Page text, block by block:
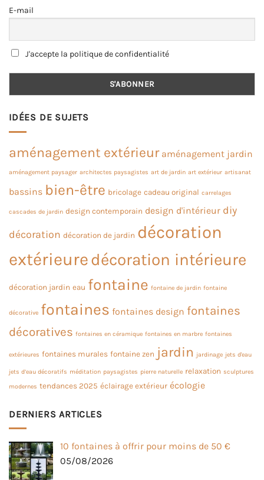
E-mail
J'accepte la politique de confidentialité
IDÉES DE SUJETS
aménagement extérieur aménagement jardin
aménagement paysager architectes paysagistes art de jardin art extérieur artisanat
bassins bien-être bricolage cadeau original carrelages
cascades de jardin design contemporain design d'intérieur diy
décoration décoration de jardin décoration
extérieuredécoration intérieure
décoration jardin eau fontaine fontaine de jardin fontaine
décorative fontaines fontaines design fontaines
décoratives fontaines en céramique fontaines en marbre fontaines
extérieures fontaines murales fontaine zen jardin jardinage jets d'eau
jets d’eau décoratifs méditation paysagistes pierre naturelle relaxation sculptures
modernes tendances 2025 éclairage extérieur écologie
DERNIERS ARTICLES
10 fontaines à offrir pour moins de 50 €
05/08/2026